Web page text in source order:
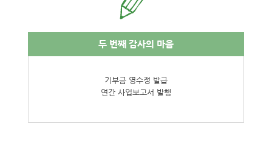
두 번째 감사의 마음
기부금 영수정 발급
연간 사업보고서 발행